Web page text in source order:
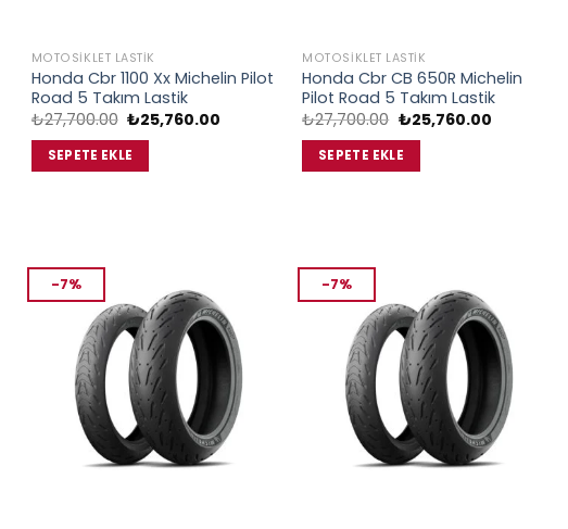
MOTOSIKLET LASTIK
Honda Cbr 1100 Xx Michelin Pilot
Road 5 Takım Lastik
₺27,700.00 Orijinal
fiyat:
₺27,700.00.
₺25,760.00
SEPETE EKLE
MOTOSIKLET LASTIK
Honda Cbr CB 650R Michelin
Pilot Road 5 Takım Lastik
₺27,700.00 Orijinal
fiyat:
₺27,700.00.
₺25,760.00Şu
SEPETE EKLE
-7% -7%